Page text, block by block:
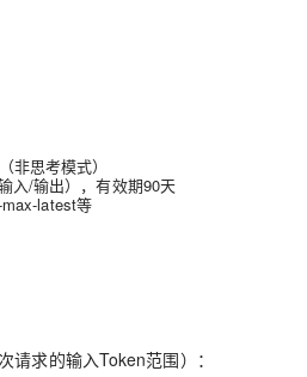
非思考模式）
入/输出），有效期90天
latest等
请求的输入Token范围）：